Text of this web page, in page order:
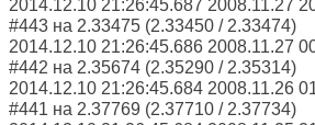
2014.12.10 21:26:45.687 2008.11.27
#443 на 2.33475 (2.33450 / 2.33474)
2014.12.10 21:26:45.686 2008.11.27
#442 на 2.35674 (2.35290 / 2.35314)
2014.12.10 21:26:45.684 2008.11.26
#441 на 2.37769 (2.37710 / 2.37734)